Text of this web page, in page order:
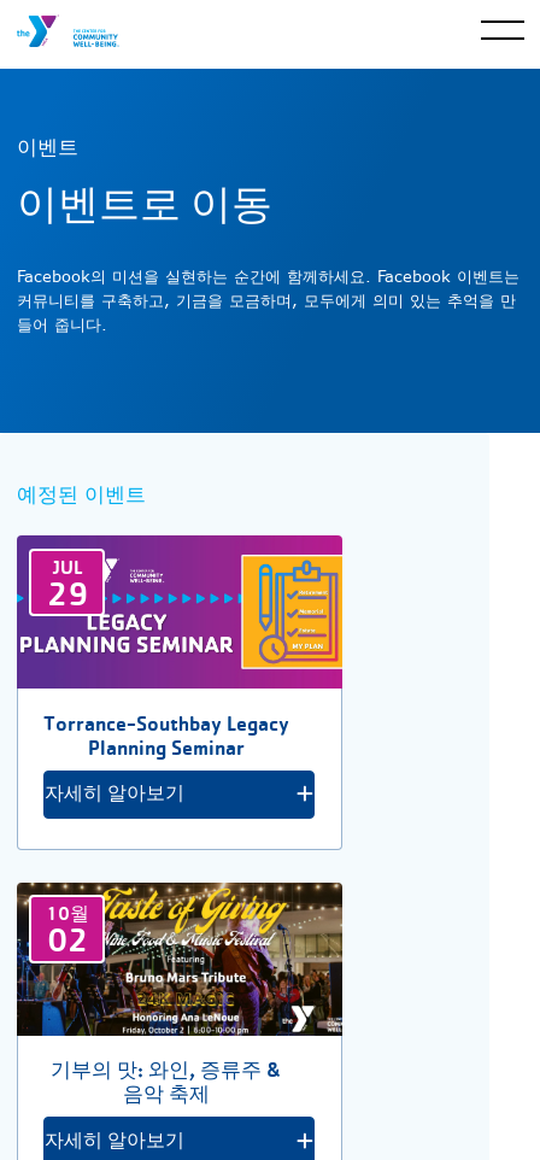
이벤트
이벤트로 이동
Facebook의 미션을 실현하는 순간에 함께하세요. Facebook 이벤트는
커뮤니티를 구축하고, 기금을 모금하며, 모두에게 의미 있는 추억을 만
들어 줍니다.
예정된 이벤트
JUL
29
Torrance-Southbay Legacy
Planning Seminar
자세히 알아보기
10월
02
기부의 맛: 와인, 증류주 &
음악 축제
자세히 알아보기